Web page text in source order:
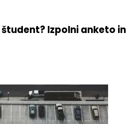
Izpolni anketo in